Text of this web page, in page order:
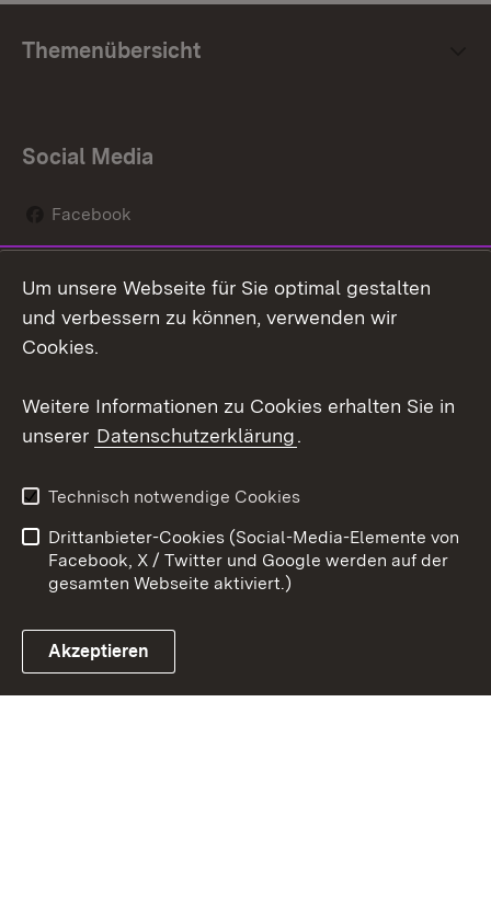
Themenübersicht
Social Media
Facebook
Social Wall
Youtube
Link zum Landesportal
Kontakt
Datenschutz
Barrierefreiheit
Impressum Cookies
Um unsere Webseite für Sie optimal gestalten
und verbessern zu können, verwenden wir
Cookies.
Weitere Informationen zu Cookies erhalten Sie in
unserer Datenschutzerklärung.
Technisch notwendige Cookies
Drittanbieter-Cookies (Social-Media-Elemente von
Facebook, X / Twitter und Google werden auf der
gesamten Webseite aktiviert.)
Akzeptieren